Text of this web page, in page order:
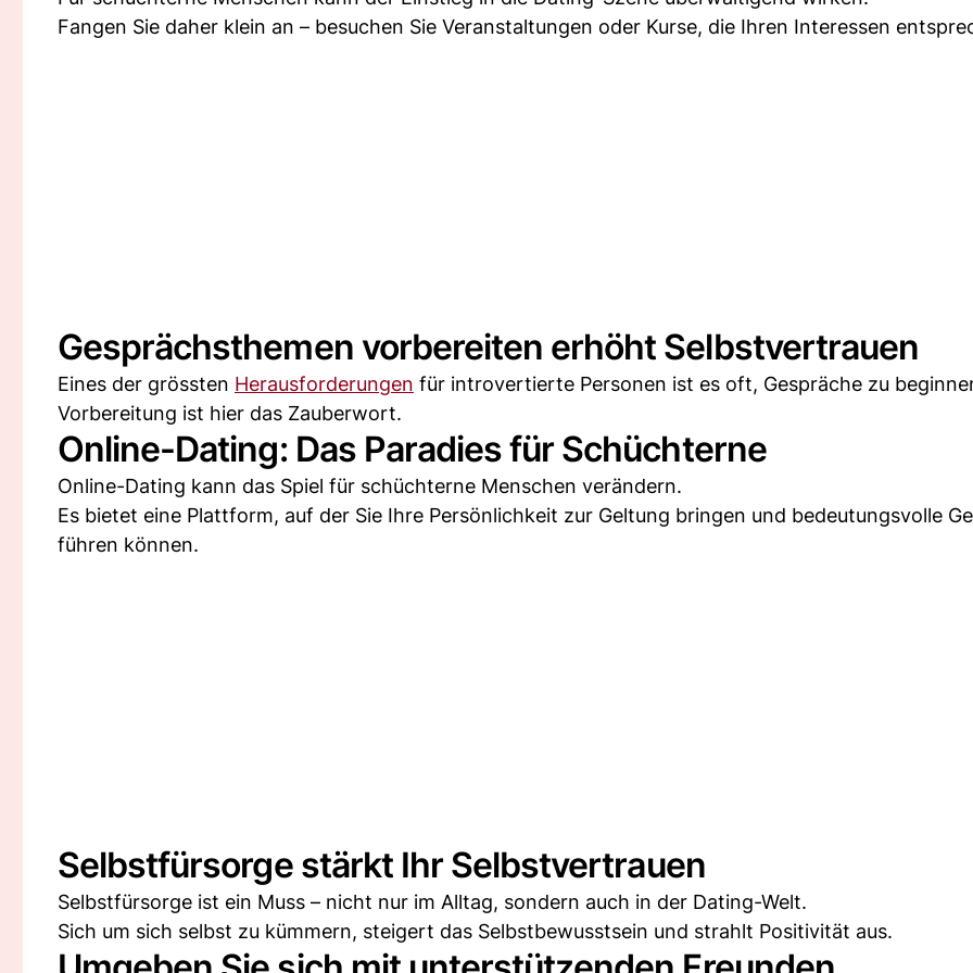
Fangen Sie daher klein an – besuchen Sie Veranstaltungen oder Kurse, die Ihren Interessen
Gesprächsthemen vorbereiten erhöht Selbstvertrauen
Eines der grössten Herausforderungen für introvertierte Personen ist es oft, Gespräche zu
Vorbereitung ist hier das Zauberwort.
Online-Dating: Das Paradies für Schüchterne
Online-Dating kann das Spiel für schüchterne Menschen verändern.
Es bietet eine Plattform, auf der Sie Ihre Persönlichkeit zur Geltung bringen und bedeutungsvolle
führen können.
Selbstfürsorge stärkt Ihr Selbstvertrauen
Selbstfürsorge ist ein Muss – nicht nur im Alltag, sondern auch in der Dating-Welt.
Sich um sich selbst zu kümmern, steigert das Selbstbewusstsein und strahlt Positivität aus.